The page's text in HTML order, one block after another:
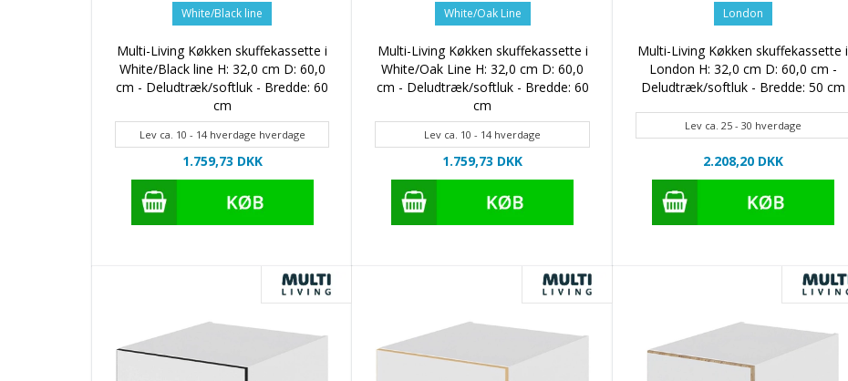
White/Black line
Multi-Living Køkken skuffekassette i
White/Black line H: 32,0 cm D: 60,0
cm - Deludtræk/softluk - Bredde: 60
cm
Lev ca. 10 - 14 hverdage hverdage
1.759,73 DKK
White/Oak Line
Multi-Living Køkken skuffekassette i
White/Oak Line H: 32,0 cm D: 60,0
cm - Deludtræk/softluk - Bredde: 60
cm
Lev ca. 10 - 14 hverdage
1.759,73 DKK
London
Multi-Living Køkken skuffekassette i
London H: 32,0 cm D: 60,0 cm -
Deludtræk/softluk - Bredde: 50 cm
Lev ca. 25 - 30 hverdage
2.208,20 DKK